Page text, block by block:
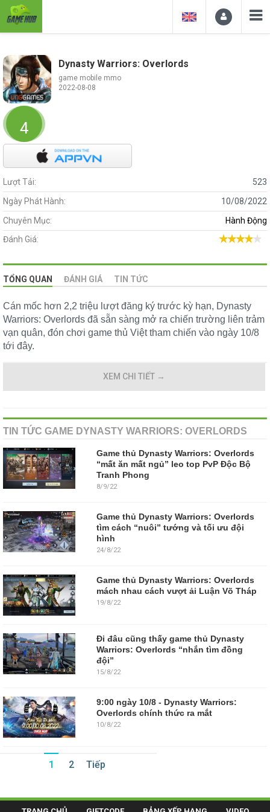
Dynasty Warriors: Overlords
game mobile mmo
2022-08-08
4
Lượt Tải:
523
Ngày Phát Hành:
10/08/2022
Chuyên Mục:
Hành Động
Đánh Giá:
TỔNG QUAN ĐÁNH GIÁ TIN TỨC
Cán mốc hơn 2,2 triệu lượt đăng ký trước kỳ hạn, Dynasty
Warriors: Overlords đã sẵn sàng mở ra chiến trường liên trảm
vạn quân, đón chơi game thủ Việt tham chiến vào ngày 10/8
tới đây.
XEM CHI TIẾT →
TIN TỨC GAME DYNASTY WARRIORS: OVERLORDS
Game thủ Dynasty Warriors: Overlords
“mất ăn mất ngủ” leo top PvP Độc Bộ
Tranh Phong
8/9/22
Game thủ Dynasty Warriors: Overlords
tìm cách “nuôi” tướng và tối ưu đội
hình
24/8/22
Game thủ Dynasty Warriors: Overlords
mách nhau cách vượt ải Luận Võ Tháp
19/8/22
Đi đâu cũng thấy game thủ Dynasty
Warriors: Overlords “nhắn tìm đồng
đội”
15/8/22
9:00 ngày 10/8 - Dynasty Warriors:
Overlords chính thức ra mắt
10/8/22
1 2 Tiếp